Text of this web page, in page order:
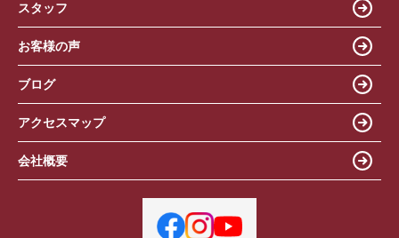
スタッフ
お客様の声
ブログ
アクセスマップ
会社概要